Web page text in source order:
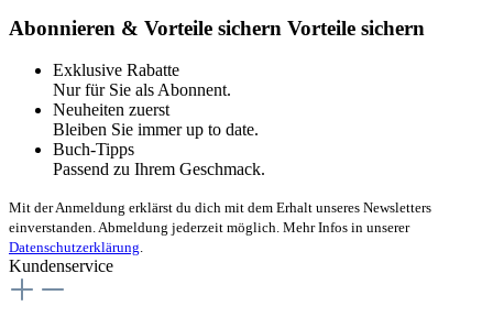
Abonnieren & Vorteile sichern Vorteile sichern
Exklusive Rabatte
Nur für Sie als Abonnent.
Neuheiten zuerst
Bleiben Sie immer up to date.
Buch-Tipps
Passend zu Ihrem Geschmack.
Mit der Anmeldung erklärst du dich mit dem Erhalt unseres Newsletters
einverstanden. Abmeldung jederzeit möglich. Mehr Infos in unserer
Datenschutzerklärung.
Kundenservice